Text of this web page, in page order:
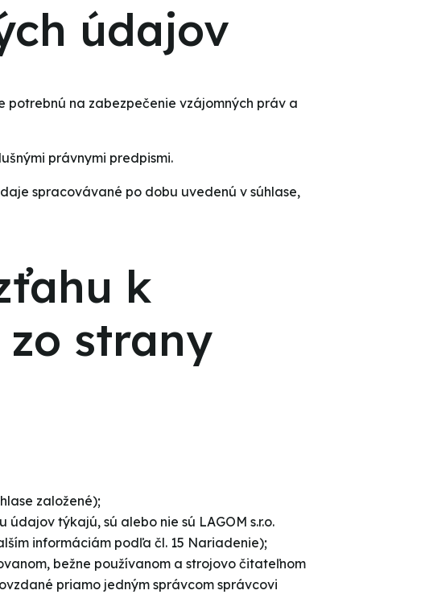
údajov
potrebnú na zabezpečenie vzájomných práv a
právnymi predpismi.
spracovávané po dobu uvedenú v súhlase,
k
strany
založené);
týkajú, sú alebo nie sú LAGOM s.r.o.
informáciám podľa čl. 15 Nariadenie);
bežne používanom a strojovo čitateľnom
priamo jedným správcom správcovi